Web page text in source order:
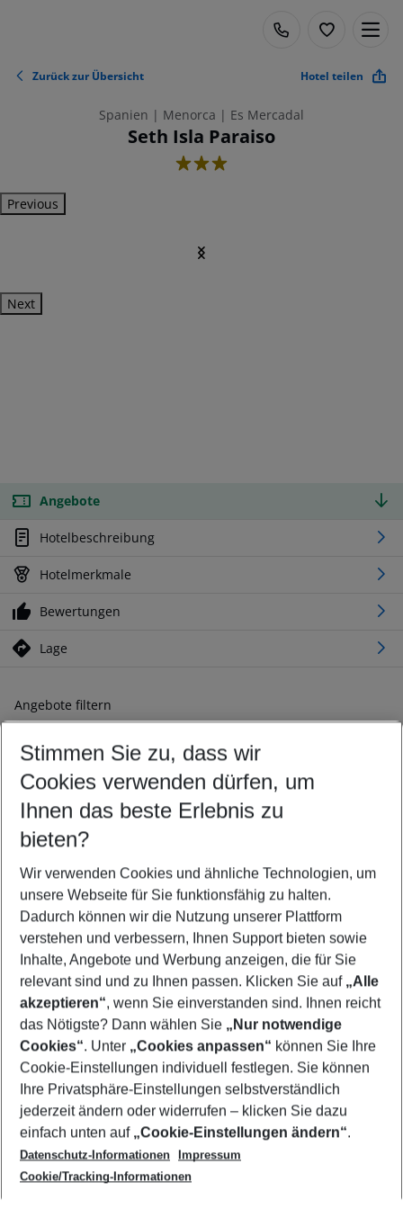
Zurück zur Übersicht Hotel teilen
Spanien | Menorca | Es Mercadal
Seth Isla Paraiso
3
Previous
Next
Angebote
Hotelbeschreibung
Hotelmerkmale
Bewertungen
Lage
Angebote filtern
Ändern Sie Ihre Kriterien nach Ihren Wünschen
Abflughafen wählen
Beliebiger Abflughafen
Reisezeitraum wählen
10.08.26– 08.08.27 5-8 Nächte
2 Erwachsene Keine Kinder
Mehr Filter anzeigen
Footer
Footer navigation
Über uns
AGB
Cookie-Einstellungen ändern
Cookie-Richtlinie
Datenschutz
Service & Hilfe
Barrierefreies Reisen
Check-in
Folgen Sie uns
Stimmen Sie zu, dass wir
Cookies verwenden dürfen, um
Ihnen das beste Erlebnis zu
bieten?
Wir verwenden Cookies und ähnliche Technologien, um
unsere Webseite für Sie funktionsfähig zu halten.
Dadurch können wir die Nutzung unserer Plattform
verstehen und verbessern, Ihnen Support bieten sowie
Inhalte, Angebote und Werbung anzeigen, die für Sie
relevant sind und zu Ihnen passen. Klicken Sie auf „Alle
akzeptieren“, wenn Sie einverstanden sind. Ihnen reicht
das Nötigste? Dann wählen Sie „Nur notwendige
Cookies“. Unter „Cookies anpassen“ können Sie Ihre
Cookie-Einstellungen individuell festlegen. Sie können
Ihre Privatsphäre-Einstellungen selbstverständlich
jederzeit ändern oder widerrufen – klicken Sie dazu
einfach unten auf „Cookie-Einstellungen ändern“.
Datenschutz-Informationen
Impressum
Cookie/Tracking-Informationen